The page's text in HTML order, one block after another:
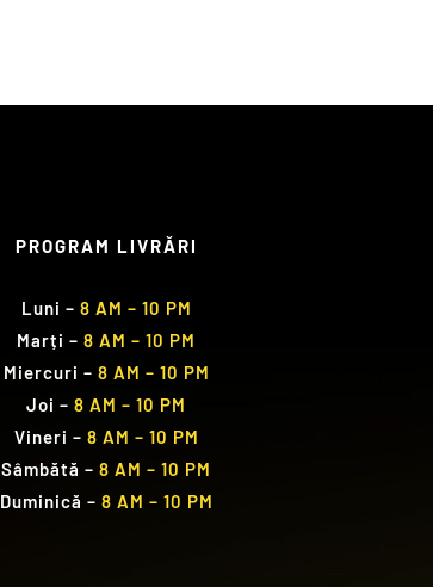
PROGRAM LIVRĂRI
Luni – 8 AM – 10 PM
Marți –8 AM – 10 PM
Miercuri – 8 AM – 10 PM
Joi –8 AM – 10 PM
Vineri – 8 AM – 10 PM
Sâmbătă –8 AM – 10 PM
Duminică – 8 AM – 10 PM